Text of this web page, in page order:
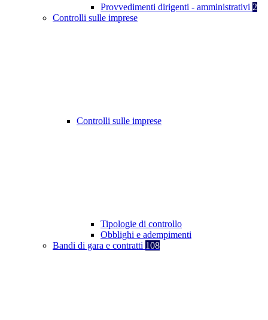
Provvedimenti dirigenti - amministrativi 2
Controlli sulle imprese
Controlli sulle imprese
Tipologie di controllo
Obblighi e adempimenti
Bandi di gara e contratti 108